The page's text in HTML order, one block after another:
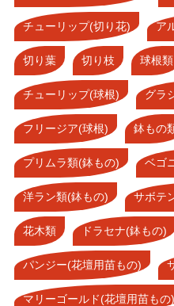
チューリップ(切り花) ア
切り葉 切り枝 球根類
チューリップ(球根) グラ
フリージア(球根) 鉢もの
プリムラ類(鉢もの) ベゴ
洋ラン類(鉢もの) サボテ
花木類 ドラセナ(鉢もの)
パンジー(花壇用苗もの)
マリーゴールド(花壇用苗もの)